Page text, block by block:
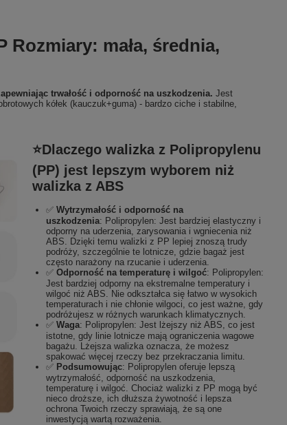
Rozmiary: mała, średnia,
trwałość i odporność na uszkodzenia. Jest
kółek (kauczuk+guma) - bardzo ciche i stabilne,
⭐Dlaczego walizka z Polipropylenu
(PP) jest lepszym wyborem niż
walizka z ABS
✅ Wytrzymałość i odporność na
uszkodzenia: Polipropylen: Jest bardziej elastyczny i
odporny na uderzenia, zarysowania i wgniecenia niż
ABS. Dzięki temu walizki z PP lepiej znoszą trudy
podróży, szczególnie te lotnicze, gdzie bagaż jest
często narażony na rzucanie i uderzenia.
✅ Odporność na temperaturę i wilgoć: Polipropylen:
Jest bardziej odporny na ekstremalne temperatury i
wilgoć niż ABS. Nie odkształca się łatwo w wysokich
temperaturach i nie chłonie wilgoci, co jest ważne, gdy
podróżujesz w różnych warunkach klimatycznych.
✅ Waga: Polipropylen: Jest lżejszy niż ABS, co jest
istotne, gdy linie lotnicze mają ograniczenia wagowe
bagażu. Lżejsza walizka oznacza, że ​​możesz
spakować więcej rzeczy bez przekraczania limitu.
✅ Podsumowując: Polipropylen oferuje lepszą
wytrzymałość, odporność na uszkodzenia,
temperaturę i wilgoć. Chociaż walizki z PP mogą być
nieco droższe, ich dłuższa żywotność i lepsza
ochrona Twoich rzeczy sprawiają, że są one
inwestycją wartą rozważenia.